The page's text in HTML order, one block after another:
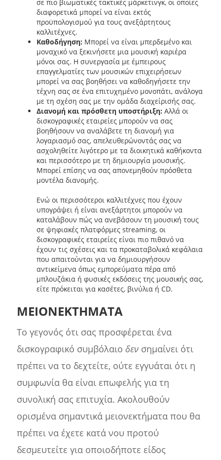
σε πιο βιωματικές τακτικές μάρκετινγκ, οι οποίες
διαφορετικά μπορεί να είναι εκτός
προϋπολογισμού για τους ανεξάρτητους
καλλιτέχνες.
Καθοδήγηση: Μπορεί να είναι μπερδεμένο και
μοναχικό να ξεκινήσετε μια μουσική καριέρα
μόνοι σας. Η συνεργασία με έμπειρους
επαγγελματίες των μουσικών επιχειρήσεων
μπορεί να σας βοηθήσει να καθοδηγήσετε την
τέχνη σας σε ένα επιτυχημένο μονοπάτι, ανάλογα
με τη σχέση σας με την ομάδα διαχείρισής σας.
Διανομή και πρόσθετη υποστήριξη: Αλλά οι
δισκογραφικές εταιρείες μπορούν να σας
βοηθήσουν να αναλάβετε τη διανομή για
λογαριασμό σας, απελευθερώνοντάς σας να
ασχοληθείτε λιγότερο με τα διοικητικά καθήκοντα
και περισσότερο με τη δημιουργία μουσικής.
Μπορεί επίσης να σας απονεμηθούν πρόσθετα
μοντέλα διανομής.
Ενώ οι περισσότεροι καλλιτέχνες που έχουν
υπογράψει ή είναι ανεξάρτητοι μπορούν να
καταλάβουν πώς να ανεβάσουν τη μουσική τους
σε ψηφιακές πλατφόρμες streaming, οι
δισκογραφικές εταιρείες είναι πιο πιθανό να
έχουν τις σχέσεις και τα προκαταβολικά κεφάλαια
που απαιτούνται για να δημιουργήσουν
αντικείμενα όπως εμπορεύματα πέρα από
μπλουζάκια ή φυσικές εκδόσεις της μουσικής σας,
είτε πρόκειται για κασέτες, βινύλια ή CD.
ΜΕΙΟΝΕΚΤΗΜΑΤΑ
Το γεγονός ότι σας προσφέρεται ένα
δισκογραφικό συμβόλαιο δενσημαίνει ότι
πρέπει να το δεχτείτε, ούτε εγγυάται ότι η
συμφωνία θα είναι επωφελής για τη
συνολική σας επιτυχία. Ακολουθούν
ορισμένα σημαντικά μειονεκτήματα που θα
πρέπει να έχετε κατά νου προτού
δεσμευτείτε για οποιοδήποτε είδος